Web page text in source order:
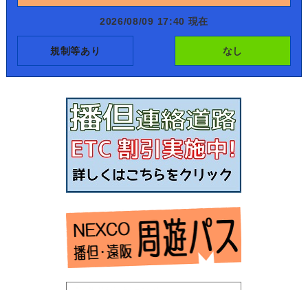
2026/08/09 17:40 現在
規制等あり なし